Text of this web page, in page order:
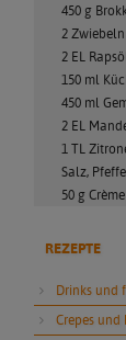
450 g
2 Zwiebeln
2 EL
150 ml
450 ml
2 EL
1 TL
Salz,
50 g
REZEPTE
Drinks und
Crepes und